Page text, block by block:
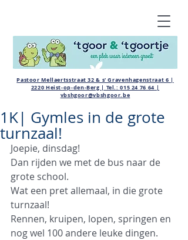
Pastoor Mellaertsstraat 32 & s' Gravenhagenstraat 6 |
2220 Heist-op-den-Berg | Tel.:015 24 76 64 |
vbshgoor@vbshgoor.be
1K| Gymles in de grote
turnzaal!
Joepie, dinsdag!
Dan rijden we met de bus naar de
grote school.
Wat een pret allemaal, in die grote
turnzaal!
Rennen, kruipen, lopen, springen en
nog wel 100 andere leuke dingen.